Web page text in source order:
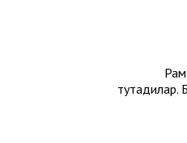
тутадилар.